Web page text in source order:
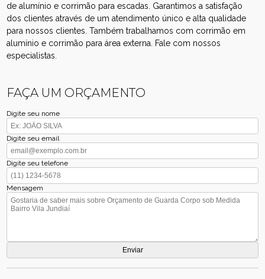
de alumínio e corrimão para escadas. Garantimos a satisfação
dos clientes através de um atendimento único e alta qualidade
para nossos clientes. Também trabalhamos com corrimão em
alumínio e corrimão para área externa. Fale com nossos
especialistas.
FAÇA UM ORÇAMENTO
Digite seu nome
Digite seu email
Digite seu telefone
Mensagem